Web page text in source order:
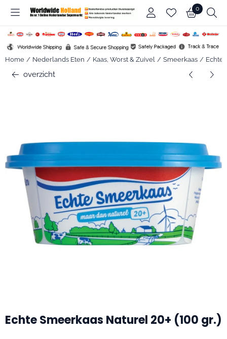
Cookievoorkeuren zijn beschikbaar. Kies instellingen of sta alle
0
Home / Nederlands Eten / Kaas, Worst & Zuivel / Smeerkaas / Echte
overzicht
Echte Smeerkaas Naturel 20+ (100 gr.)